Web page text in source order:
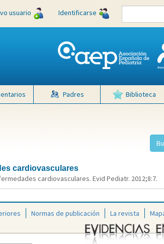
usuario Identificarse
Padres Biblioteca
cardiovasculares
cardiovasculares. Evid Pediatr. 2012;8:7.
Normas de publicación La revista